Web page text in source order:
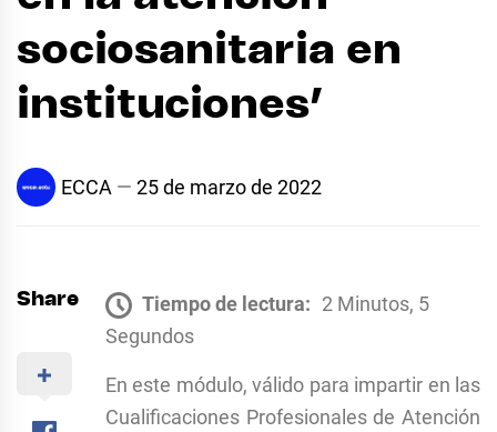
sociosanitaria en
instituciones’
ECCA 25 de marzo de 2022
Share Tiempo de lectura: 2 Minutos, 5
Segundos
En este módulo, válido para impartir en las
Cualificaciones Profesionales de Atención